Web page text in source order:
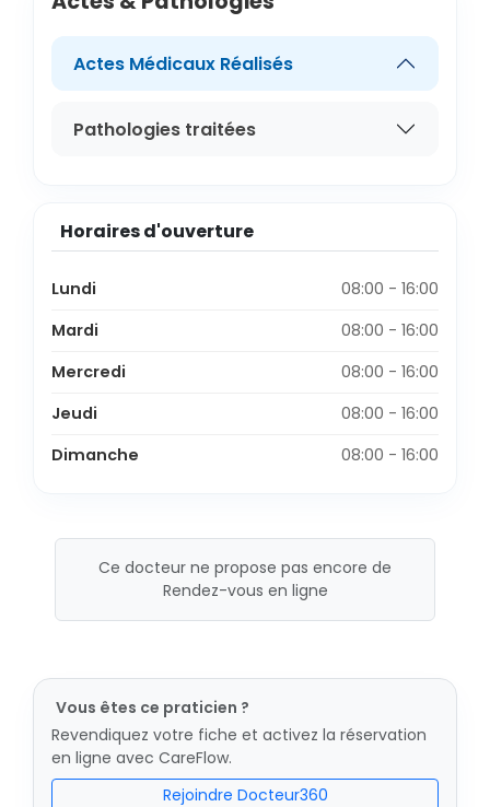
Actes Médicaux Réalisés
Pathologies traitées
Horaires d'ouverture
Lundi
08:00 - 16:00
Mardi
08:00 - 16:00
Mercredi
08:00 - 16:00
Jeudi
08:00 - 16:00
Dimanche
08:00 - 16:00
Ce docteur ne propose pas encore de
Rendez-vous en ligne
Vous êtes ce praticien ?
Revendiquez votre fiche et activez la réservation
en ligne avec CareFlow.
Rejoindre Docteur360